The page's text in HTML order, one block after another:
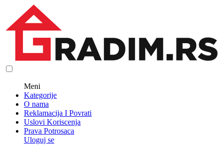
Meni
Kategorije
O nama
Reklamacija I Povrati
Uslovi Koriscenja
Prava Potrosaca
Uloguj se